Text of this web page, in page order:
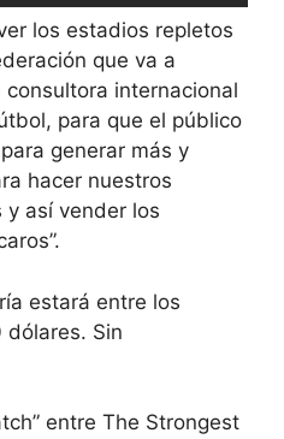
los estadios repletos
que va a
internacional
para que el público
generar más y
hacer nuestros
así vender los
estará entre los
Sin
entre The Strongest